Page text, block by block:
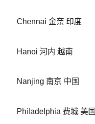
Chennai 金奈 印度
Hanoi 河内 越南
Nanjing 南京 中国
Philadelphia 费城 美国